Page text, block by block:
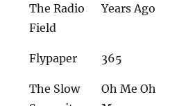
The Radio
Field
Years Ago
Flypaper 365
The Slow
Oh Me Oh